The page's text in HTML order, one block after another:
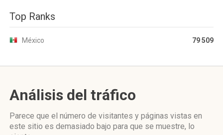
Top Ranks
México 79 509
Análisis del tráfico
Parece que el número de visitantes y páginas vistas en
este sitio es demasiado bajo para que se muestre, lo